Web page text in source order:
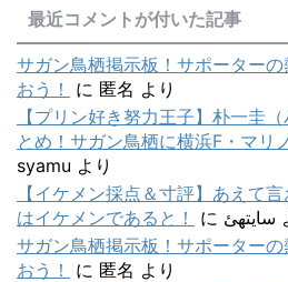
最近コメントが付いた記事
サガン鳥栖掲示板！サポーター
おう！
に 匿名 より
【プリン好き努力王子】朴一圭
とめ！サガン鳥栖に横浜F・マリ
syamu より
【イケメン採点＆寸評】あえて
はイケメンであると！
に سایتهئ
サガン鳥栖掲示板！サポーター
おう！
に 匿名 より